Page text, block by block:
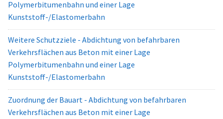
Polymerbitumenbahn und einer Lage
Kunststoff-/Elastomerbahn
Weitere Schutzziele - Abdichtung von befahrbaren
Verkehrsflächen aus Beton mit einer Lage
Polymerbitumenbahn und einer Lage
Kunststoff-/Elastomerbahn
Zuordnung der Bauart - Abdichtung von befahrbaren
Verkehrsflächen aus Beton mit einer Lage